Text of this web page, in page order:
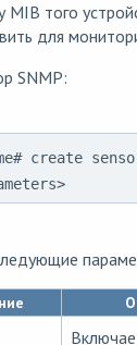
MIB того
для
SNMP:
create